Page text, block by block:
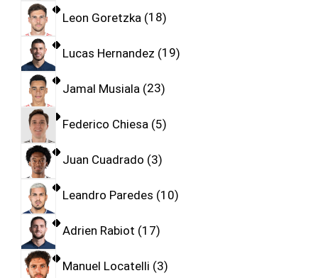
Leon Goretzka 18
Lucas Hernandez 19
Jamal Musiala 23
Federico Chiesa 5
Juan Cuadrado 3
Leandro Paredes 10
Adrien Rabiot 17
Manuel Locatelli 3